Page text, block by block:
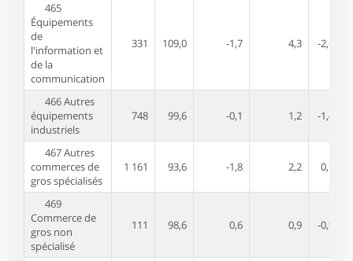
465
Équipements
de
l'information et
de la
communication
331 109,0 -1,7 4,3 -2,6
466 Autres
équipements
industriels
748 99,6 -0,1 1,2 -1,4
467 Autres
commerces de
gros spécialisés
1 161 93,6 -1,8 2,2 0,7
469
Commerce de
gros non
spécialisé
111 98,6 0,6 0,9 -0,9